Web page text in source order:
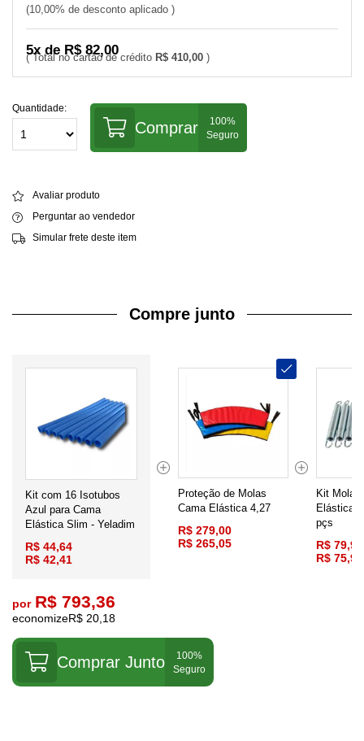
R$ 410,00
5x de R$ 82,00
10,00% de desconto aplicado
Quantidade:
Comprar
Avaliar produto
Perguntar ao vendedor
Simular frete deste item
Compre junto
Kit com 16 Isotubos
Azul para Cama
Elástica Slim - Yeladim
R$ 44,64
R$ 42,41
Proteção de Molas
Cama Elástica 4,27
R$ 279,00
R$ 265,05
Kit Molas
Elástica
pçs
R$ 79,90
R$ 75,91
por R$ 793,36
economizeR$ 20,18
Comprar Junto